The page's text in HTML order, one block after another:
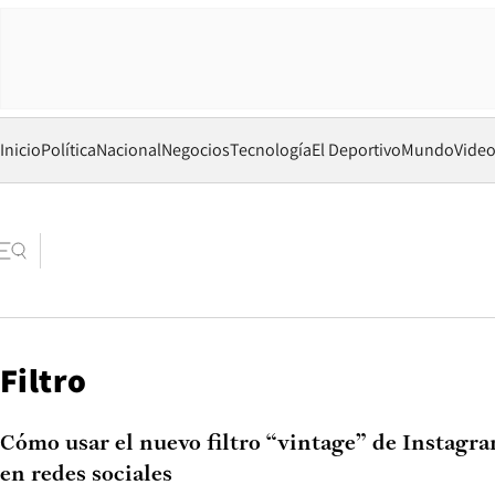
InicioPolíticaNacionalNegociosTecnologíaEl DeportivoMundo
Filtro
Cómo usar el nuevo filtro “vintage” de
en redes sociales